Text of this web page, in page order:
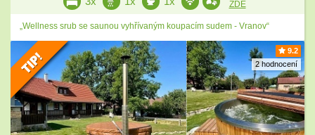
ZDE
„Wellness srub se saunou vyhřívaným koupacím sudem - Vranov“
9.2
2 hodnocení